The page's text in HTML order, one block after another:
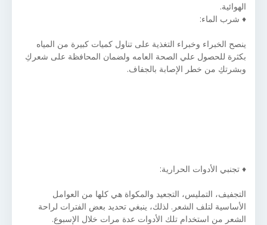
الهوائية.
♦ شرب الماء:
ينصح الخبراء وخبراء التغذية على تناول كميات كبيرة من المياه
بكثرة للحصول علي الصحة العامه ولضمان المحافظة على شعركِ
وبشرتكِ من خطر الإصابة بالجفاف.
♦ تجنبي الأدوات الحرارية:
التجفيف، التمليس، التجعيد والمكواة هي كلها من العوامل
الأساسية لتلف الشعر. لذلك، ينبغي تحديد بعض الفترات لراحة
الشعر من استخدام تلك الأدوات عدة مرات خلال الإسبوع.